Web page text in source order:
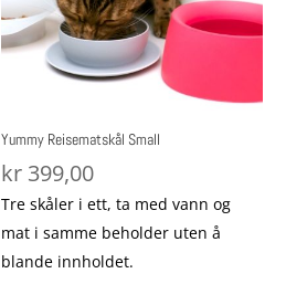
Yummy Reisematskål Small
kr 399,00
Tre skåler i ett, ta med vann og
mat i samme beholder uten å
blande innholdet.